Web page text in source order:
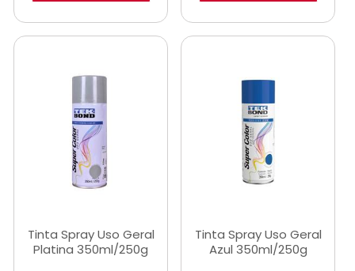
Tinta Spray Uso Geral
Platina 350ml/250g
Tinta Spray Uso Geral
Azul 350ml/250g